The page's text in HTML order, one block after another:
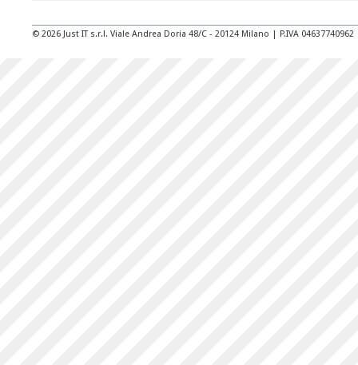
© 2026 Just IT s.r.l. Viale Andrea Doria 48/C - 20124 Milano | P.IVA